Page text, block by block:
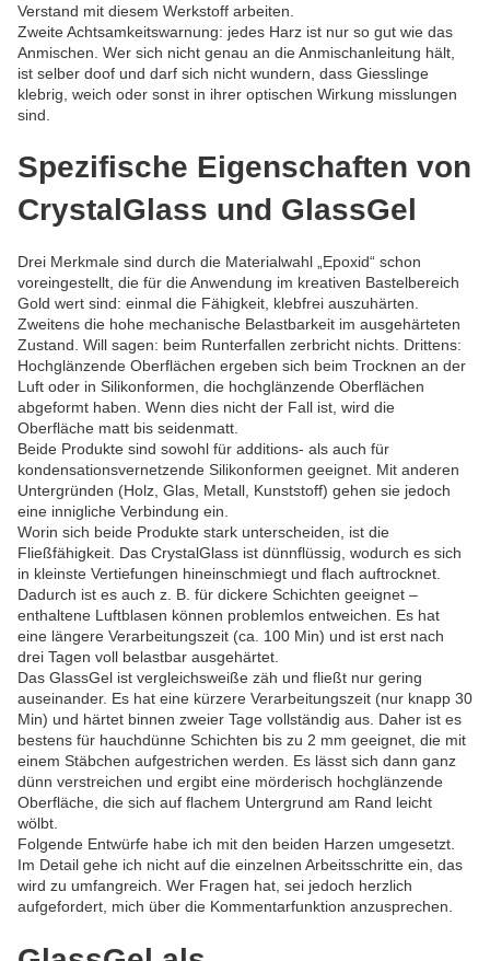
Verstand mit diesem Werkstoff arbeiten.
Zweite Achtsamkeitswarnung: jedes Harz ist nur so gut wie das
Anmischen. Wer sich nicht genau an die Anmischanleitung hält,
ist selber doof und darf sich nicht wundern, dass Giesslinge
klebrig, weich oder sonst in ihrer optischen Wirkung misslungen
sind.
Spezifische Eigenschaften von
CrystalGlass und GlassGel
Drei Merkmale sind durch die Materialwahl „Epoxid“ schon
voreingestellt, die für die Anwendung im kreativen Bastelbereich
Gold wert sind: einmal die Fähigkeit, klebfrei auszuhärten.
Zweitens die hohe mechanische Belastbarkeit im ausgehärteten
Zustand. Will sagen: beim Runterfallen zerbricht nichts. Drittens:
Hochglänzende Oberflächen ergeben sich beim Trocknen an der
Luft oder in Silikonformen, die hochglänzende Oberflächen
abgeformt haben. Wenn dies nicht der Fall ist, wird die
Oberfläche matt bis seidenmatt.
Beide Produkte sind sowohl für additions- als auch für
kondensationsvernetzende Silikonformen geeignet. Mit anderen
Untergründen (Holz, Glas, Metall, Kunststoff) gehen sie jedoch
eine innigliche Verbindung ein.
Worin sich beide Produkte stark unterscheiden, ist die
Fließfähigkeit. Das CrystalGlass ist dünnflüssig, wodurch es sich
in kleinste Vertiefungen hineinschmiegt und flach auftrocknet.
Dadurch ist es auch z. B. für dickere Schichten geeignet –
enthaltene Luftblasen können problemlos entweichen. Es hat
eine längere Verarbeitungszeit (ca. 100 Min) und ist erst nach
drei Tagen voll belastbar ausgehärtet.
Das GlassGel ist vergleichsweiße zäh und fließt nur gering
auseinander. Es hat eine kürzere Verarbeitungszeit (nur knapp 30
Min) und härtet binnen zweier Tage vollständig aus. Daher ist es
bestens für hauchdünne Schichten bis zu 2 mm geeignet, die mit
einem Stäbchen aufgestrichen werden. Es lässt sich dann ganz
dünn verstreichen und ergibt eine mörderisch hochglänzende
Oberfläche, die sich auf flachem Untergrund am Rand leicht
wölbt.
Folgende Entwürfe habe ich mit den beiden Harzen umgesetzt.
Im Detail gehe ich nicht auf die einzelnen Arbeitsschritte ein, das
wird zu umfangreich. Wer Fragen hat, sei jedoch herzlich
aufgefordert, mich über die Kommentarfunktion anzusprechen.